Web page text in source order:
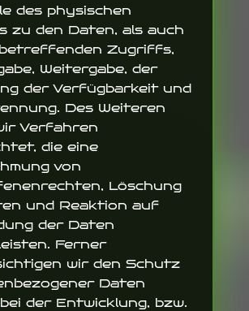
des physischen
zu den Daten, als auch
betreffenden Zugriffs,
Weitergabe, der
der Verfügbarkeit und
Des Weiteren
Verfahren
die eine
von
Löschung
und Reaktion auf
der Daten
Ferner
wir den Schutz
Daten
der Entwicklung, bzw.